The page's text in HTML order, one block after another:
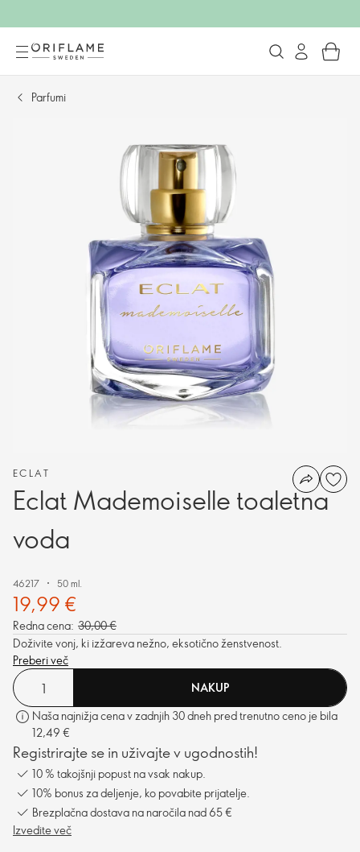
Parfumi
ECLAT
Eclat Mademoiselle toaletna
voda
46217 50 ml.
19,99 €
Redna cena: 30,00 €
Doživite vonj, ki izžareva nežno, eksotično ženstvenost.
Preberi več
NAKUP
Naša najnižja cena v zadnjih 30 dneh pred trenutno ceno je bila
12,49 €
Registrirajte se in uživajte v ugodnostih!
10 % takojšnji popust na vsak nakup.
10% bonus za deljenje, ko povabite prijatelje.
Brezplačna dostava na naročila nad 65 €
Izvedite več